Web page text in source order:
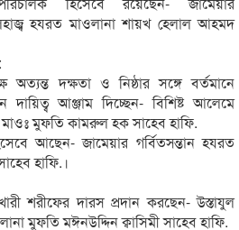
হযরত মাওলানা শায়খ হেলাল আহমদ
অত্যন্ত দক্ষতা ও নিষ্ঠার সঙ্গে বর্তমানে
দায়িত্ব আঞ্জাম দিচ্ছেন- বিশিষ্ট আলেমে
মাওঃ মুফতি কামরুল হক সাহেব হাফি.
আছেন- জামেয়ার গর্বিতসন্তান হযরত
হাফি.।
শরীফের দারস প্রদান করছেন- উস্তাযুল
মুফতি মঈনউদ্দিন ক্বাসিমী সাহেব হাফি.